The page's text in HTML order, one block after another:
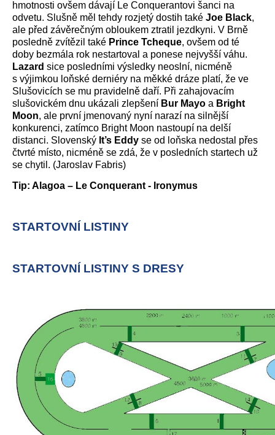
hmotnosti ovšem dávají Le Conquerantovi šanci na
odvetu. Slušně měl tehdy rozjetý dostih také Joe Black,
ale před závěrečným obloukem ztratil jezdkyni. V Brně
posledně zvítězil také Prince Tcheque, ovšem od té
doby bezmála rok nestartoval a ponese nejvyšší váhu.
Lazard sice posledními výsledky neoslní, nicméně
s výjimkou loňské derniéry na měkké dráze platí, že ve
Slušovicích se mu pravidelně daří. Při zahajovacím
slušovickém dnu ukázali zlepšení Bur Mayo a Bright
Moon, ale první jmenovaný nyní narazí na silnější
konkurenci, zatímco Bright Moon nastoupí na delší
distanci. Slovenský It’s Eddy se od loňska nedostal přes
čtvrté místo, nicméně se zdá, že v posledních startech už
se chytil. (Jaroslav Fabris)
Tip: Alagoa – Le Conquerant - Ironymus
STARTOVNÍ LISTINY
STARTOVNÍ LISTINY S DRESY